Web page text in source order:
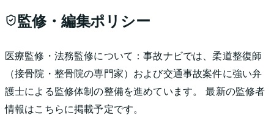
監修・編集ポリシー
医療監修・法務監修について：事故ナビでは、柔道整復師
（接骨院・整骨院の専門家）および交通事故案件に強い弁
護士による監修体制の整備を進めています。 最新の監修者
情報はこちらに掲載予定です。